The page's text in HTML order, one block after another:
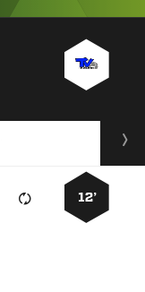
12’